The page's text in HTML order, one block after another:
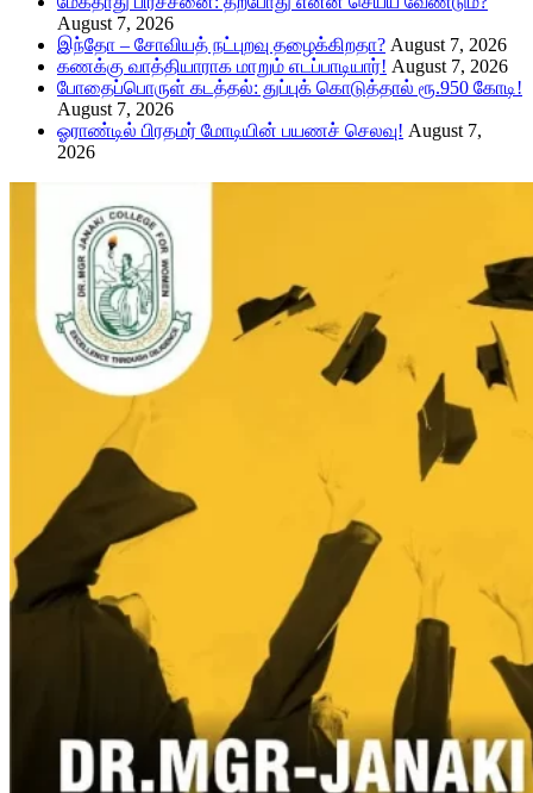
August 7, 2026
இந்தோ – சோவியத் நட்புறவு தழைக்கிறதா? August 7, 2026
கணக்கு வாத்தியாராக மாறும் எடப்பாடியார்! August 7, 2026
போதைப்பொருள் கடத்தல்: துப்புக் கொடுத்தால் ரூ.950 கோடி!
August 7, 2026
ஓராண்டில் பிரதமர் மோடியின் பயணச் செலவு! August 7,
2026